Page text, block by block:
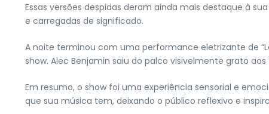
Essas versões despidas deram ainda mais destaque à
e carregadas de significado.
A noite terminou com uma performance eletrizante de
show. Alec Benjamin saiu do palco visivelmente grato
Em resumo, o show foi uma experiência sensorial e
que sua música tem, deixando o público reflexivo e